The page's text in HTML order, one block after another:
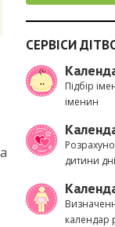
СЕРВІСИ
Підбір
іменин
дитини
календар